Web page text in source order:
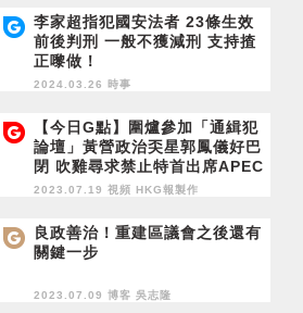
李家超指犯國安法者 23條生效
前後判刑 一般不獲減刑 支持揸
正嚟做！
2024.03.26 時事
【今日G點】圍爐參加「通緝犯
論壇」黃營政治奀星郭鳳儀好巴
閉 吹雞尋求禁止特首出席APEC
會議
2023.07.19 視頻 HKG報製作
良政善治！重建區議會之後還有
關鍵一步
2023.07.09 博客 吳志隆